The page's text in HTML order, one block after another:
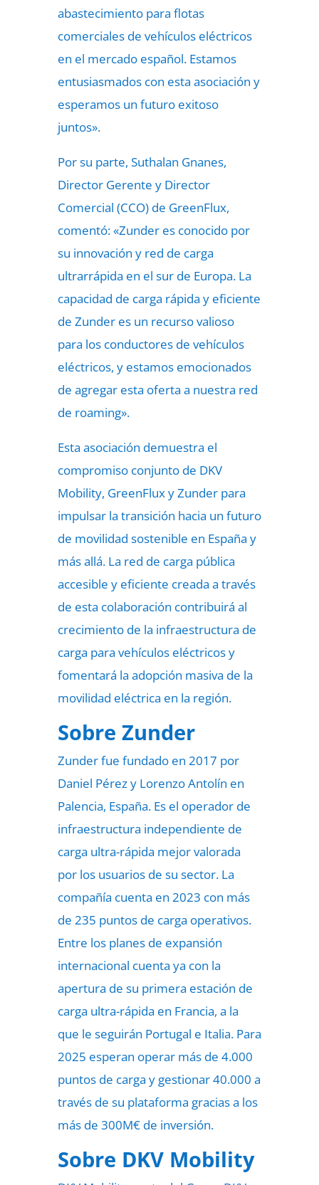
abastecimiento para flotas
comerciales de vehículos eléctricos
en el mercado español. Estamos
entusiasmados con esta asociación y
esperamos un futuro exitoso
juntos».
Por su parte, Suthalan Gnanes,
Director Gerente y Director
Comercial (CCO) de GreenFlux,
comentó: «Zunder es conocido por
su innovación y red de carga
ultrarrápida en el sur de Europa. La
capacidad de carga rápida y eficiente
de Zunder es un recurso valioso
para los conductores de vehículos
eléctricos, y estamos emocionados
de agregar esta oferta a nuestra red
de roaming».
Esta asociación demuestra el
compromiso conjunto de DKV
Mobility, GreenFlux y Zunder para
impulsar la transición hacia un futuro
de movilidad sostenible en España y
más allá. La red de carga pública
accesible y eficiente creada a través
de esta colaboración contribuirá al
crecimiento de la infraestructura de
carga para vehículos eléctricos y
fomentará la adopción masiva de la
movilidad eléctrica en la región.
Sobre Zunder
Zunder fue fundado en 2017 por
Daniel Pérez y Lorenzo Antolín en
Palencia, España. Es el operador de
infraestructura independiente de
carga ultra-rápida mejor valorada
por los usuarios de su sector. La
compañía cuenta en 2023 con más
de 235 puntos de carga operativos.
Entre los planes de expansión
internacional cuenta ya con la
apertura de su primera estación de
carga ultra-rápida en Francia, a la
que le seguirán Portugal e Italia. Para
2025 esperan operar más de 4.000
puntos de carga y gestionar 40.000 a
través de su plataforma gracias a los
más de 300M€ de inversión.
Sobre DKV Mobility